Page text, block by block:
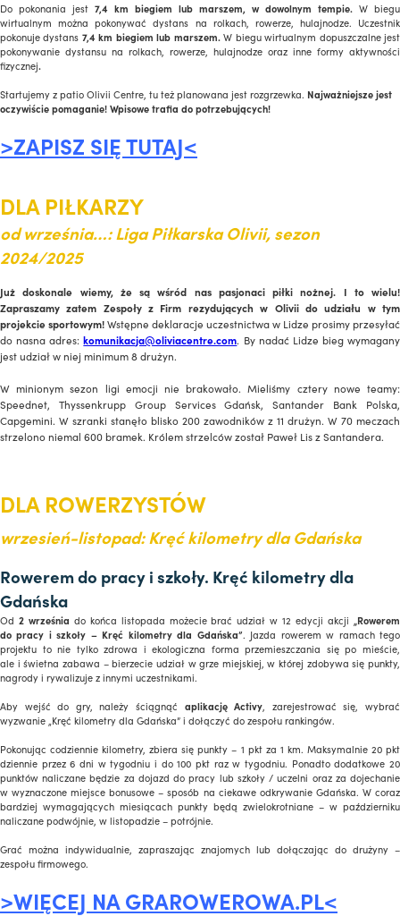
Do pokonania jest 7,4 km biegiem lub marszem, w dowolnym tempie. W biegu
wirtualnym można pokonywać dystans na rolkach, rowerze, hulajnodze. Uczestnik
pokonuje dystans 7,4 km biegiem lub marszem.W biegu wirtualnym dopuszczalne jest
pokonywanie dystansu na rolkach, rowerze, hulajnodze oraz inne formy aktywności
fizycznej.
Startujemy z patio Olivii Centre, tu też planowana jest rozgrzewka. Najważniejsze jest
oczywiście pomaganie! Wpisowe trafia do potrzebujących!
>ZAPISZ SIĘ TUTAJ<
DLA PIŁKARZY
od września…: Liga Piłkarska Olivii, sezon
2024/2025
Już doskonale wiemy, że są wśród nas pasjonaci piłki nożnej. I to wielu!
Zapraszamy zatem Zespoły z Firm rezydujących w Olivii do udziału w tym
projekcie sportowym!Wstępne deklaracje uczestnictwa w Lidze prosimy przesyłać
do nasna adres:komunikacja@oliviacentre.com. By nadać Lidze bieg wymagany
jest udział w niej minimum 8 drużyn.
W minionym sezon ligi emocji nie brakowało. Mieliśmy cztery nowe teamy:
Speednet, Thyssenkrupp Group Services Gdańsk, Santander Bank Polska,
Capgemini. W szranki stanęło blisko 200 zawodników z 11 drużyn. W 70 meczach
strzelono niemal 600 bramek. Królem strzelców został Paweł Lis z Santandera.
DLA ROWERZYSTÓW
wrzesień-listopad: Kręć kilometry dla Gdańska
Rowerem do pracy i szkoły. Kręć kilometry dla
Gdańska
Od 2 września do końca listopada możecie brać udział w 12 edycji akcji „Rowerem
do pracy i szkoły – Kręć kilometry dla Gdańska”. Jazda rowerem w ramach tego
projektu to nie tylko zdrowa i ekologiczna forma przemieszczania się po mieście,
ale i świetna zabawa – bierzecie udział w grze miejskiej, w której zdobywa się punkty,
nagrody i rywalizuje z innymi uczestnikami.
Aby wejść do gry, należy ściągnąć aplikację Activy, zarejestrować się, wybrać
wyzwanie „Kręć kilometry dla Gdańska” i dołączyć do zespołu rankingów.
Pokonując codziennie kilometry, zbiera się punkty – 1 pkt za 1 km. Maksymalnie 20 pkt
dziennie przez 6 dni w tygodniu i do 100 pkt raz w tygodniu. Ponadto dodatkowe 20
punktów naliczane będzie za dojazd do pracy lub szkoły / uczelni oraz za dojechanie
w wyznaczone miejsce bonusowe – sposób na ciekawe odkrywanie Gdańska. W coraz
bardziej wymagających miesiącach punkty będą zwielokrotniane – w październiku
naliczane podwójnie, w listopadzie – potrójnie.
Grać można indywidualnie, zapraszając znajomych lub dołączając do drużyny –
zespołu firmowego.
>WIĘCEJ NA GRAROWEROWA.PL<